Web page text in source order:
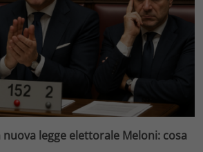
legge elettorale Meloni: cosa